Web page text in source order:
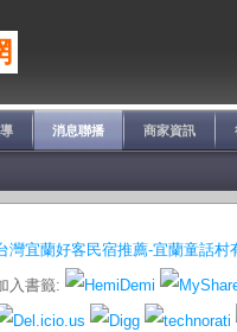
消息聯播 商家資訊
灣宜蘭好客民宿推薦-宜蘭童話村
入書籤: